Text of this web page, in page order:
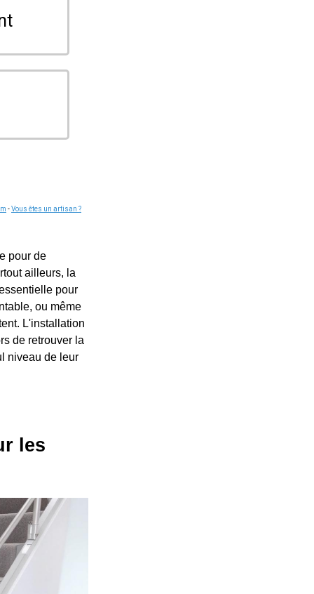
-Vous êtes un artisan ?
pour de
ailleurs, la
pour
ou même
L'installation
de retrouver la
niveau de leur
les